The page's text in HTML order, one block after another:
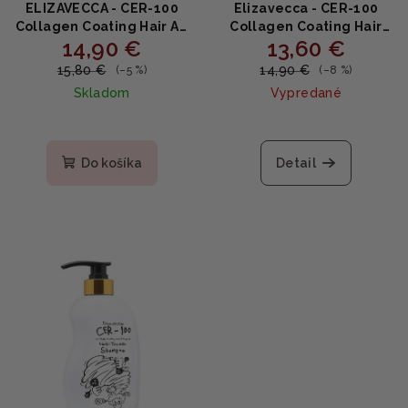
ELIZAVECCA - CER-100
Collagen Coating Hair A +
Muscle Fixer Spray -
Fixačný sprej na vlasy s
kolagénom 150 ml
14,90 €
15,80 € (–5 %)
Skladom
Do košíka
Elizavecca - CER-100
Collagen Coating Hair
Muscle Treatment Rinse
- Kolagénový balzam na
poškodené a suché vlasy
500 ml
13,60 €
14,90 € (–8 %)
Vypredané
Detail